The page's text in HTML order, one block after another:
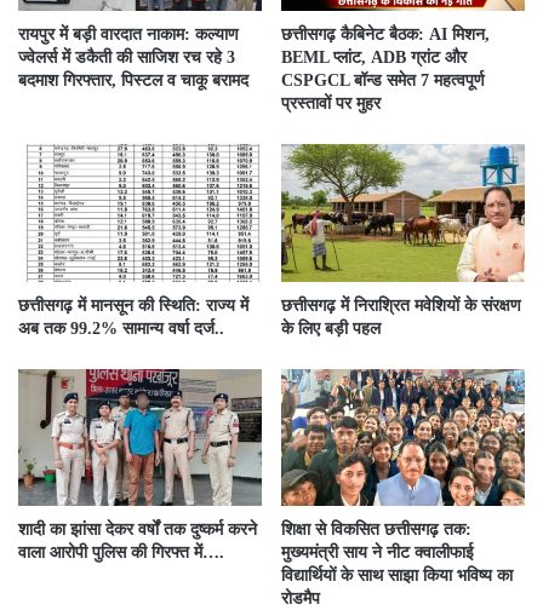
रायपुर में बड़ी वारदात नाकाम: कल्याण
ज्वेलर्स में डकैती की साजिश रच रहे 3
बदमाश गिरफ्तार, पिस्टल व चाकू बरामद
छत्तीसगढ़ कैबिनेट बैठक: AI मिशन,
BEML प्लांट, ADB ग्रांट और
CSPGCL बॉन्ड समेत 7 महत्वपूर्ण
प्रस्तावों पर मुहर
छत्तीसगढ़ में मानसून की स्थिति: राज्य में
अब तक 99.2% सामान्य वर्षा दर्ज..
छत्तीसगढ़ में निराश्रित मवेशियों के संरक्षण
के लिए बड़ी पहल
शादी का झांसा देकर वर्षों तक दुष्कर्म करने
वाला आरोपी पुलिस की गिरफ्त में….
शिक्षा से विकसित छत्तीसगढ़ तक:
मुख्यमंत्री साय ने नीट क्वालीफाई
विद्यार्थियों के साथ साझा किया भविष्य का
रोडमैप